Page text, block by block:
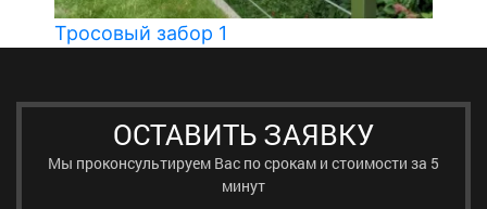
Тросовый забор 1
ОСТАВИТЬ ЗАЯВКУ
Мы проконсультируем Вас по срокам и стоимости за 5
минут